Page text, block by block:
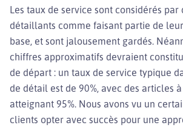
Les taux de service sont considérés par
détaillants comme faisant partie de
base, et sont jalousement gardés.
chiffres approximatifs devraient
de départ : un taux de service typique
de détail est de 90%, avec des articles
atteignant 95%. Nous avons vu un
clients opter avec succès pour une